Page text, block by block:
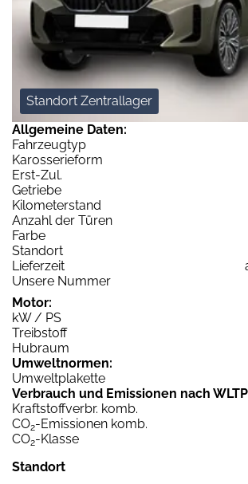
Standort Zentrallager
Allgemeine Daten:
Fahrzeugtyp
Karosserieform
Erst-Zul.
Getriebe
Kilometerstand
Anzahl der Türen
Farbe
Standort
Lieferzeit
Unsere Nummer
Motor:
kW / PS
Treibstoff
Hubraum
Umweltnormen:
Umweltplakette
Verbrauch und Emissionen nach
Kraftstoffverbr. komb.
CO2-Emissionen komb.
CO2-Klasse
Standort